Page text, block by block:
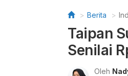
Berita
Taipan
Senilai
Oleh